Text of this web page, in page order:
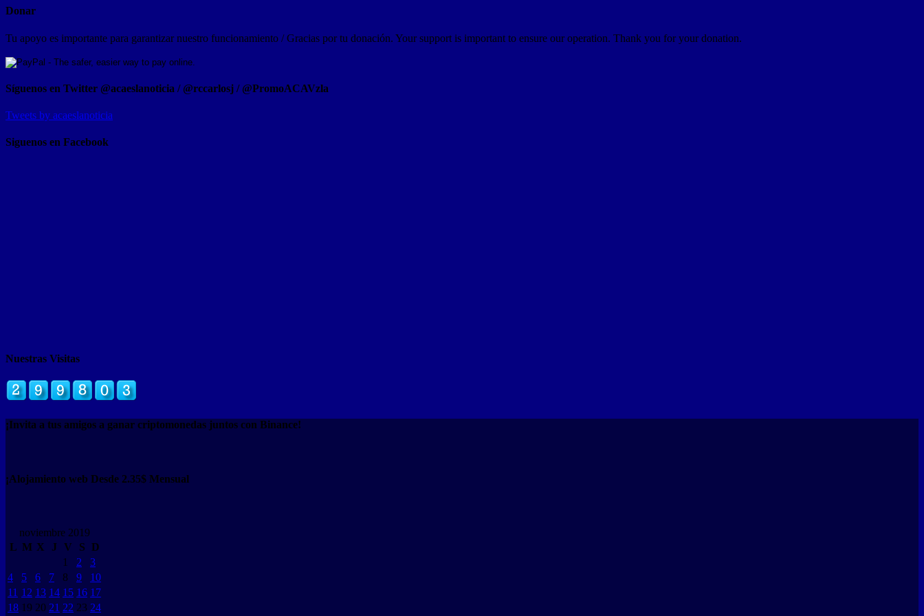
Donar
Tu apoyo es importante para garantizar nuestro funcionamiento / Gracias por tu donación. Your support is important to ensure our operation. Thank you for your donation.
Síguenos en Twitter @acaeslanoticia / @rccarlosj / @PromoACAVzla
Tweets by acaeslanoticia
Siguenos en Facebook
Nuestras Visitas
¡Invita a tus amigos a ganar criptomonedas juntos con Binance!
¡Alojamiento web Desde 2.35$ Mensual
noviembre 2019
L M X J V S D
1
2
3
4
5 6 7 8 9
10
11 12 13 14 15 16 17
18 19 20 21 22 23 24